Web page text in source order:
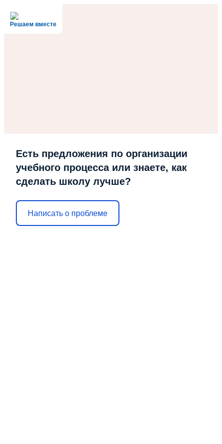
Решаем вместе
Есть предложения по организации
учебного процесса или знаете, как
сделать школу лучше?
Написать о проблеме